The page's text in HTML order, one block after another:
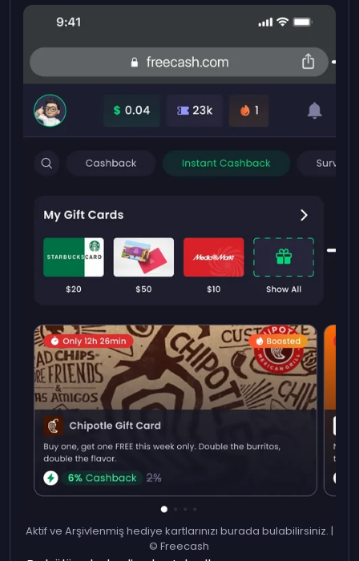
Aktif ve Arşivlenmiş hediye kartlarınızı burada bulabilirsiniz. |
© Freecash